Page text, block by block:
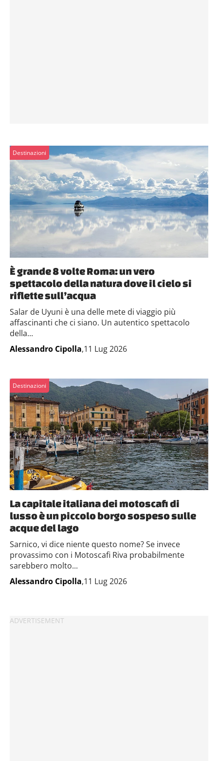
Destinazioni
È grande 8 volte Roma: un vero
spettacolo della natura dove il cielo si
riflette sull’acqua
Salar de Uyuni è una delle mete di viaggio più
affascinanti che ci siano. Un autentico spettacolo
della...
Alessandro Cipolla,11 Lug 2026
Destinazioni
La capitale italiana dei motoscafi di
lusso è un piccolo borgo sospeso sulle
acque del lago
Sarnico, vi dice niente questo nome? Se invece
provassimo con i Motoscafi Riva probabilmente
sarebbero molto...
Alessandro Cipolla,11 Lug 2026